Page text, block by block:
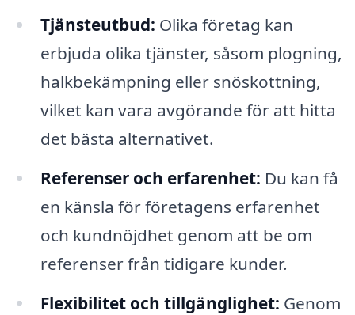
Tjänsteutbud: Olika företag kan
erbjuda olika tjänster, såsom plogning,
halkbekämpning eller snöskottning,
vilket kan vara avgörande för att hitta
det bästa alternativet.
Referenser och erfarenhet: Du kan få
en känsla för företagens erfarenhet
och kundnöjdhet genom att be om
referenser från tidigare kunder.
Flexibilitet och tillgänglighet: Genom